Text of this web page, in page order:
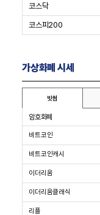
코스닥
코스피200
가상화폐 시세
빗썸
암호화폐
비트코인
비트코인캐시
이더리움
이더리움클래식
리플